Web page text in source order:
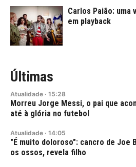
Carlos Paião: uma
em playback
Últimas
Atualidade · 15:28
Morreu Jorge Messi, o pai que
até à glória no futebol
Atualidade · 14:05
"É muito doloroso": cancro de Joe
os ossos, revela filho